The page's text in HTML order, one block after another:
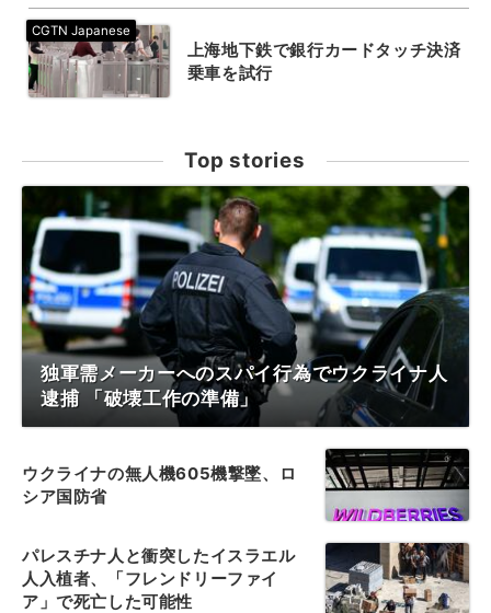
上海地下鉄で銀行カードタッチ決済
乗車を試行
Top stories
独軍需メーカーへのスパイ行為でウクライナ人
逮捕 「破壊工作の準備」
ウクライナの無人機605機撃墜、ロ
シア国防省
パレスチナ人と衝突したイスラエル
人入植者、「フレンドリーファイ
ア」で死亡した可能性